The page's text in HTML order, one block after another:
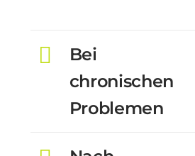
Bei
chronischen
Problemen